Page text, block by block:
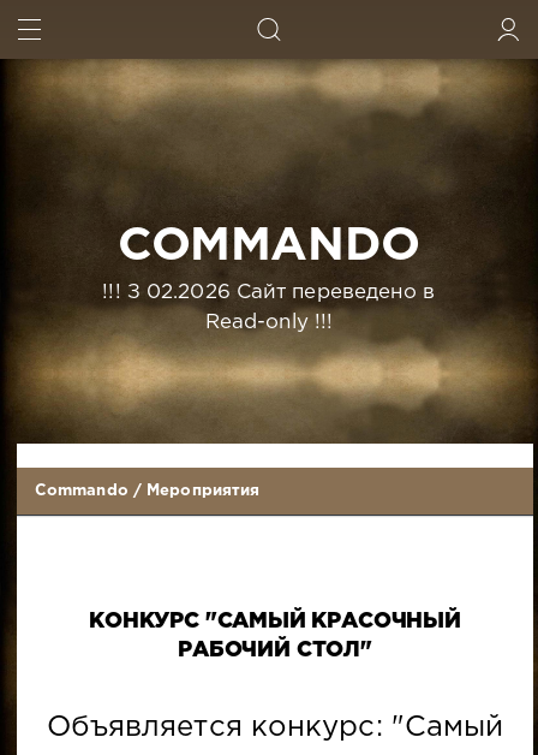
COMMANDO
!!! З 02.2026 Сайт переведено в
Read-only !!!
Commando / Мероприятия
КОНКУРС "САМЫЙ КРАСОЧНЫЙ
РАБОЧИЙ СТОЛ"
Объявляется конкурс: "Самый